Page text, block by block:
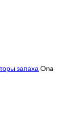
запаха Ona